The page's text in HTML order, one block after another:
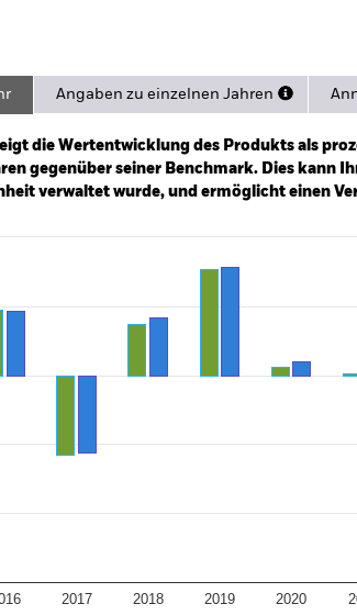
00:00:00 to 2026-07-31 00:00:00.
Angaben zu einzelnen Jahren
die Wertentwicklung des Produkts als
gegenüber seiner Benchmark. Dies kann
verwaltet wurde, und ermöglicht einen
data series.
2017 2018 2019 2020